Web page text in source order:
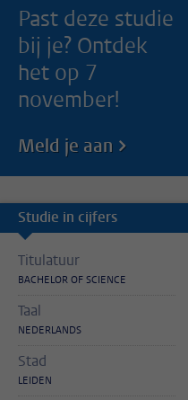
Past deze studie
bij je? Ontdek
het op 7
november!
Meld je aan
Studie in cijfers
Titulatuur
BACHELOR OF SCIENCE
Taal
NEDERLANDS
Stad
LEIDEN